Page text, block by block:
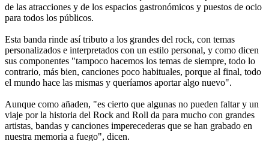
de las atracciones y de los espacios gastronómicos y puestos de ocio
para todos los públicos.
Esta banda rinde así tributo a los grandes del rock, con temas
personalizados e interpretados con un estilo personal, y como dicen
sus componentes "tampoco hacemos los temas de siempre, todo lo
contrario, más bien, canciones poco habituales, porque al final, todo
el mundo hace las mismas y queríamos aportar algo nuevo".
Aunque como añaden, "es cierto que algunas no pueden faltar y un
viaje por la historia del Rock and Roll da para mucho con grandes
artistas, bandas y canciones imperecederas que se han grabado en
nuestra memoria a fuego", dicen.